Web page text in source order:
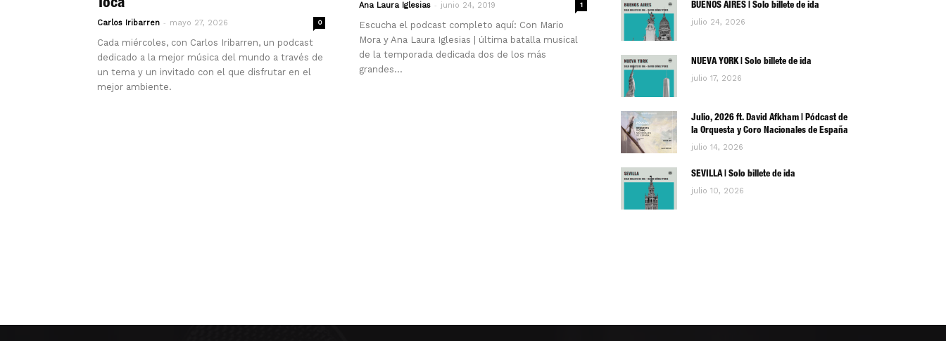
Toca
Carlos Iribarren - mayo 27, 2026 0
Cada miércoles, con Carlos Iribarren, un podcast
dedicado a la mejor música del mundo a través de
un tema y un invitado con el que disfrutar en el
mejor ambiente.
Ana Laura Iglesias - junio 24, 2019 1
Escucha el podcast completo aquí: Con Mario
Mora y Ana Laura Iglesias | última batalla musical
de la temporada dedicada dos de los más
grandes...
BUENOS AIRES | Solo billete de ida
julio 24, 2026
NUEVA YORK | Solo billete de ida
julio 17, 2026
Julio, 2026 ft. David Afkham | Pódcast de
la Orquesta y Coro Nacionales de España
julio 14, 2026
SEVILLA | Solo billete de ida
julio 10, 2026